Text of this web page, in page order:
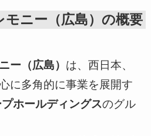
モニー（広島）の概要
ー（広島） は、西日本、
に多角的に事業を展開す
ホールディングスのグル